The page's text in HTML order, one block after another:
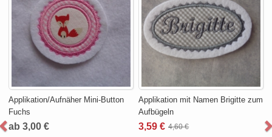
Applikation/Aufnäher Mini-Button
Fuchs
ab 3,00 €
Applikation mit Namen Brigitte zum
Aufbügeln
3,59 € 4,60 €